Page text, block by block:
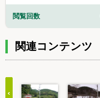
閲覧回数
関連コンテンツ